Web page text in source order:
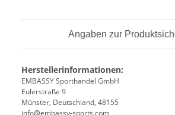
Angaben zur
Herstellerinformationen:
EMBASSY Sporthandel GmbH
Eulerstraße 9
Münster, Deutschland, 48155
info@embassy-sports.com